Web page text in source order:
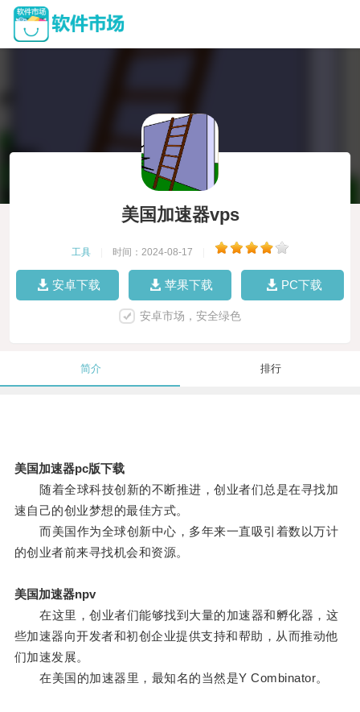
美国加速器vps
工具 时间：2024-08-17
安卓下载 苹果下载 PC下载
安卓市场，安全绿色
简介 排行
美国加速器pc版下载
随着全球科技创新的不断推进，创业者们总是在寻找加
速自己的创业梦想的最佳方式。
而美国作为全球创新中心，多年来一直吸引着数以万计
的创业者前来寻找机会和资源。
美国加速器npv
在这里，创业者们能够找到大量的加速器和孵化器，这
些加速器向开发者和初创企业提供支持和帮助，从而推动他
们加速发展。
在美国的加速器里，最知名的当然是Y Combinator。